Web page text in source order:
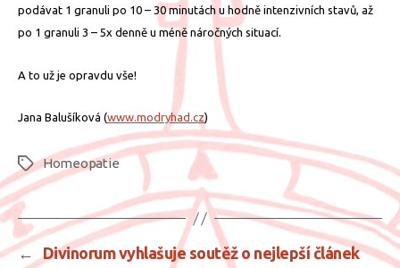
podávat 1 granuli po 10 – 30 minutách u hodně intenzivních stavů, až
po 1 granuli 3 – 5x denně u méně náročných situací.
A to už je opravdu vše!
Jana Balušíková (www.modryhad.cz)
ŠtítkyHomeopatie
←
Divinorum vyhlašuje soutěž o nejlepší článek